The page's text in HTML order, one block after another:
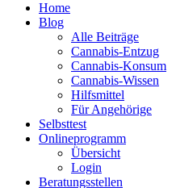
Home
Blog
Alle Beiträge
Cannabis-Entzug
Cannabis-Konsum
Cannabis-Wissen
Hilfsmittel
Für Angehörige
Selbsttest
Onlineprogramm
Übersicht
Login
Beratungsstellen